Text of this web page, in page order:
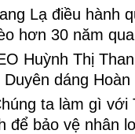
Lạ điều hành
hơn 30 năm qua
Huỳnh Thị
dáng
ta làm gì với
để bảo vệ nhân